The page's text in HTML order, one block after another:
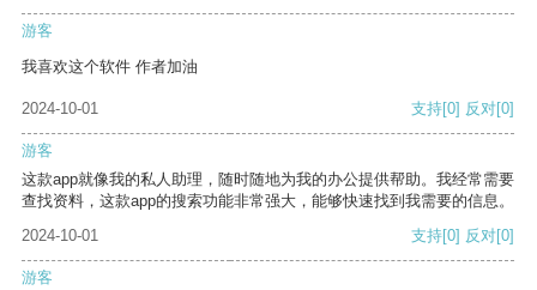
游客
我喜欢这个软件 作者加油
2024-10-01 支持[0] 反对[0]
游客
这款app就像我的私人助理，随时随地为我的办公提供帮助。我经常需要
查找资料，这款app的搜索功能非常强大，能够快速找到我需要的信息。
2024-10-01
支持[0] 反对[0]
游客